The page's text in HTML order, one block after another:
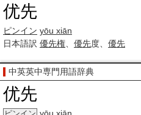
优先
ピンイン yōu xiān
日本語訳 優先権 優先度、 優先
中英英中専門用語辞典
优先